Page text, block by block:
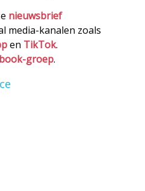
nieuwsbrief
media-kanalen zoals
en TikTok.
groep.